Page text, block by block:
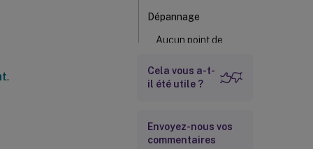
.
Dépannage
Aucun point de
affiché
Aucun point de
affiché
Cela vous a-t-
il été utile ?
Envoyez-nous vos
commentaires